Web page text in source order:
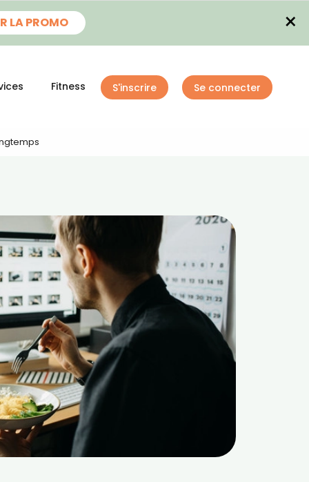
LA PROMO ×
Fitness S'inscrire Se connecter